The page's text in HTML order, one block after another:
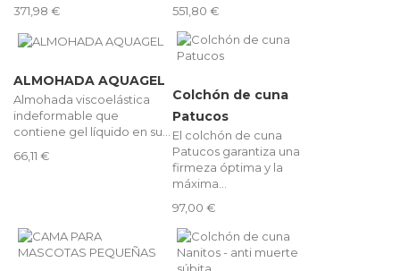
371,98 € 551,80 €
ALMOHADA AQUAGEL
Almohada viscoelástica
indeformable que
contiene gel líquido en su...
66,11 €
Colchón de cuna
Patucos
El colchón de cuna
Patucos garantiza una
firmeza óptima y la
máxima...
97,00 €